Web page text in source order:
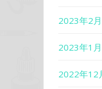
2023年2月
2023年1月
2022年12